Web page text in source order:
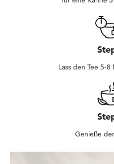
Lass den Tee 5-
Genieße